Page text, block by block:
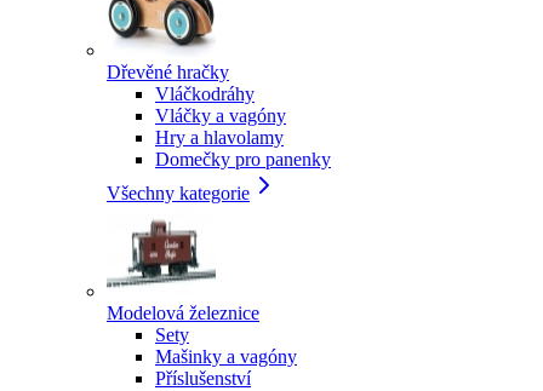
Dřevěné hračky
Vláčkodráhy
Vláčky a vagóny
Hry a hlavolamy
Domečky pro panenky
Všechny kategorie
Modelová železnice
Sety
Mašinky a vagóny
Příslušenství